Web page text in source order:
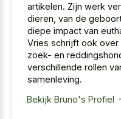
artikelen. Zijn werk
dieren, van de
diepe impact van
Vries schrijft ook over
zoek- en
verschillende rollen
samenleving.
Bekijk Bruno's Profiel